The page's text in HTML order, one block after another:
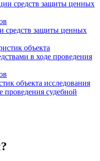
средств защиты ценных
объекта исследования
проведения судебной